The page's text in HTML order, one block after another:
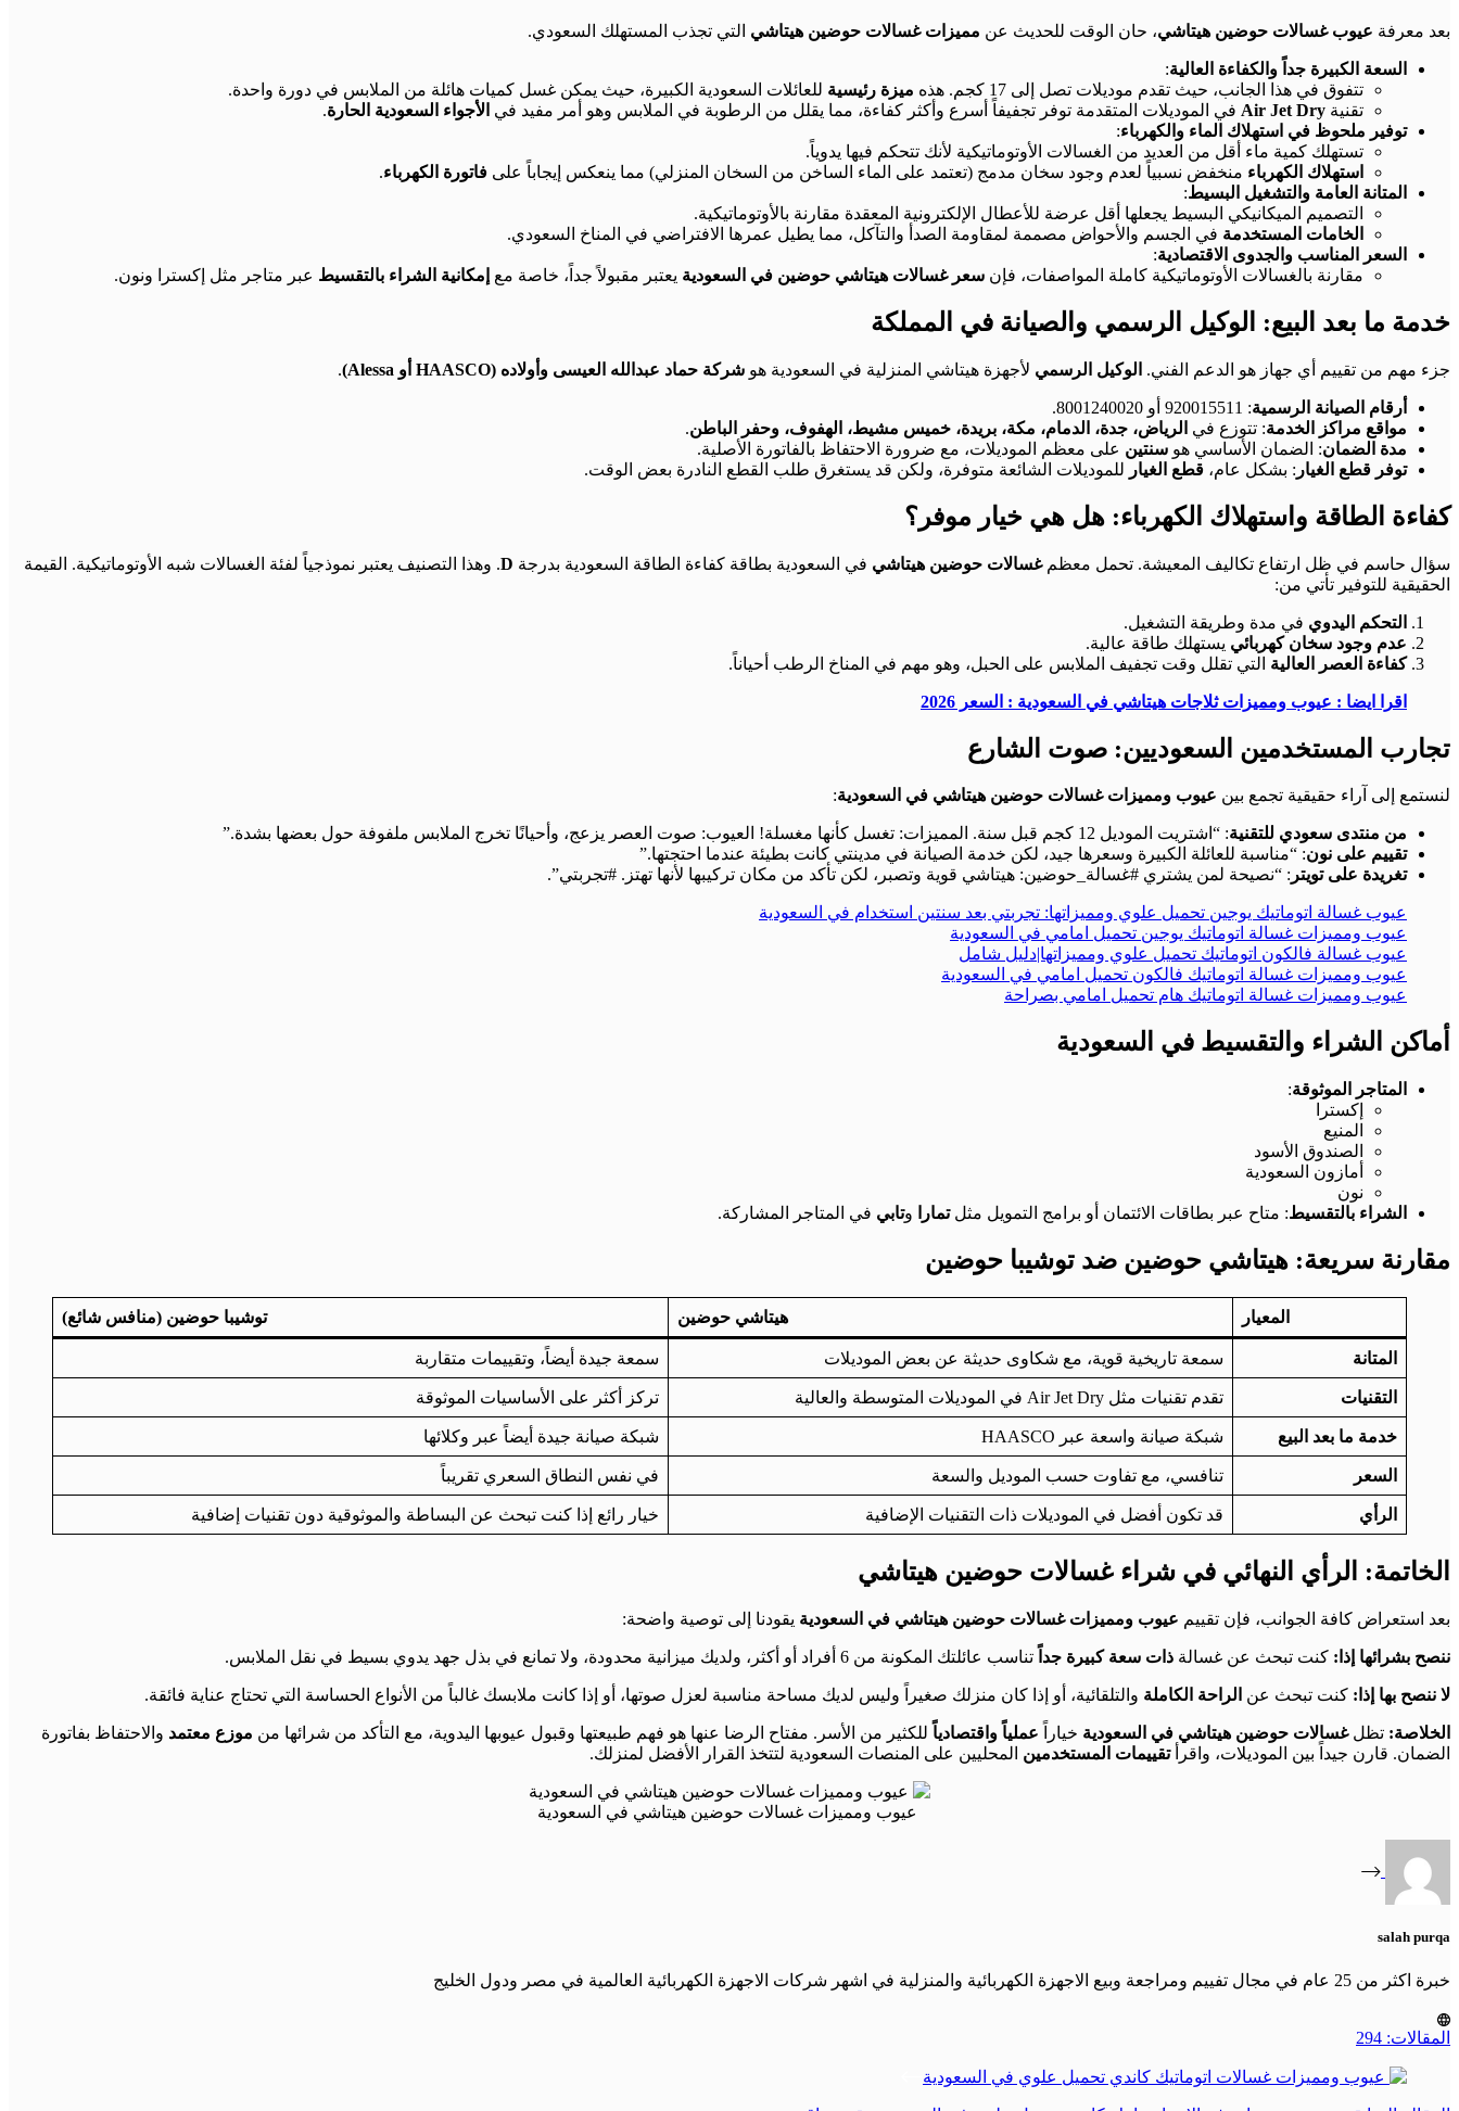
بعد معرفة عيوب غسالات حوضين هيتاشي، حان الوقت للحديث عن مميزات غسالات حوضين هيتاشي التي تجذب المستهلك السعودي.
السعة الكبيرة جداً والكفاءة العالية:
تتفوق في هذا الجانب، حيث تقدم موديلات تصل إلى 17 كجم. هذه
ميزة رئيسية للعائلات السعودية الكبيرة، حيث يمكن غسل كميات هائلة من الملابس في دورة واحدة.
تقنية Air Jet Dry في الموديلات المتقدمة توفر تجفيفاً أسرع وأكثر كفاءة، مما يقلل من الرطوبة في الملابس وهو أمر مفيد في الأجواء السعودية الحارة.
توفير ملحوظ في استهلاك الماء والكهرباء:
تستهلك كمية ماء أقل من العديد من الغسالات الأوتوماتيكية لأنك تتحكم فيها يدوياً.
استهلاك الكهرباء منخفض نسبياً لعدم وجود سخان مدمج (تعتمد على الماء الساخن من السخان المنزلي) مما ينعكس إيجاباً على فاتورة الكهرباء.
المتانة العامة والتشغيل البسيط:
التصميم الميكانيكي البسيط يجعلها أقل عرضة للأعطال الإلكترونية المعقدة مقارنة بالأوتوماتيكية.
الخامات المستخدمة في الجسم والأحواض مصممة لمقاومة الصدأ والتآكل، مما يطيل عمرها الافتراضي في المناخ السعودي.
السعر المناسب والجدوى الاقتصادية:
مقارنة بالغسالات الأوتوماتيكية كاملة المواصفات، فإن سعر غسالات هيتاشي حوضين في السعودية يعتبر مقبولاً جداً، خاصة مع إمكانية الشراء بالتقسيط عبر متاجر مثل إكسترا ونون.
خدمة ما بعد البيع: الوكيل الرسمي والصيانة في المملكة
جزء مهم من تقييم أي جهاز هو الدعم الفني. الوكيل الرسمي لأجهزة هيتاشي المنزلية في السعودية هو شركة حماد عبدالله العيسى وأولاده (HAASCO أو Alessa) .
أرقام الصيانة الرسمية: 920015511 أو 8001240020.
مواقع مراكز الخدمة: تتوزع في الرياض، جدة، الدمام، مكة، بريدة، خميس مشيط، الهفوف، وحفر الباطن.
مدة الضمان: الضمان الأساسي هو سنتين على معظم الموديلات، مع ضرورة الاحتفاظ بالفاتورة الأصلية.
توفر قطع الغيار : بشكل عام، قطع الغيار للموديلات الشائعة متوفرة، ولكن قد يستغرق طلب القطع النادرة بعض الوقت.
كفاءة الطاقة واستهلاك الكهرباء: هل هي خيار موفر؟
سؤال حاسم في ظل ارتفاع تكاليف المعيشة. تحمل معظمغسالات حوضين هيتاشي في السعودية بطاقة كفاءة الطاقة السعودية بدرجة D. وهذا التصنيف يعتبر نموذجياً لفئة الغسالات شبه الأوتوماتيكية. القيمة
الحقيقية للتوفير تأتي من:
التحكم اليدوي في مدة وطريقة التشغيل.
عدم وجود سخان كهربائي يستهلك طاقة عالية.
كفاءة العصر العالية التي تقلل وقت تجفيف الملابس على الحبل، وهو مهم في المناخ الرطب أحياناً.
اقرا ايضا : عيوب ومميزات ثلاجات هيتاشي في السعودية : السعر 2026
تجارب المستخدمين السعوديين: صوت الشارع
لنستمع إلى آراء حقيقية تجمع بين عيوب ومميزات غسالات حوضين هيتاشي في السعودية:
من منتدى سعودي للتقنية: “اشتريت الموديل 12 كجم قبل سنة. المميزات: تغسل كأنها مغسلة! العيوب: صوت العصر يزعج، وأحيانًا تخرج الملابس ملفوفة حول بعضها بشدة.”
تقييم على نون: “مناسبة للعائلة الكبيرة وسعرها جيد، لكن خدمة الصيانة في مدينتي كانت بطيئة عندما احتجتها.”
تغريدة على تويتر : “نصيحة لمن يشتري #غسالة_حوضين: هيتاشي قوية وتصبر، لكن تأكد من مكان تركيبها لأنها تهتز. #تجربتي”.
عيوب غسالة اتوماتيك يوجين تحميل علوي ومميزاتها: تجربتي بعد سنتين استخدام في السعودية
عيوب ومميزات غسالة اتوماتيك يوجين تحميل امامي في السعودية
عيوب غسالة فالكون اتوماتيك تحميل علوي ومميزاتها|دليل شامل
عيوب ومميزات غسالة اتوماتيك فالكون تحميل امامي في السعودية
عيوب ومميزات غسالة اتوماتيك هام تحميل امامي بصراحة
أماكن الشراء والتقسيط في السعودية
المتاجر الموثوقة:
إكسترا
المنيع
الصندوق الأسود
أمازون السعودية
نون
الشراء بالتقسيط: متاح عبر بطاقات الائتمان أو برامج التمويل مثلتمارا وتابي في المتاجر المشاركة.
مقارنة سريعة: هيتاشي حوضين ضد توشيبا حوضين
المعيار هيتاشي حوضين توشيبا حوضين (منافس شائع)
المتانة سمعة تاريخية قوية، مع شكاوى حديثة عن بعض الموديلات سمعة جيدة أيضاً، وتقييمات متقاربة
التقنيات تقدم تقنيات مثل Air Jet Dry في الموديلات المتوسطة والعالية تركز أكثر على الأساسيات الموثوقة
خدمة ما بعد البيع شبكة صيانة واسعة عبر HAASCO شبكة صيانة جيدة أيضاً عبر وكلائها
السعر تنافسي، مع تفاوت حسب الموديل والسعة في نفس النطاق السعري تقريباً
الرأي قد تكون أفضل في الموديلات ذات التقنيات الإضافية خيار رائع إذا كنت تبحث عن البساطة والموثوقية دون تقنيات إضافية
الخاتمة: الرأي النهائي في شراء غسالات حوضين هيتاشي
بعد استعراض كافة الجوانب، فإن تقييم عيوب ومميزات غسالات حوضين هيتاشي في السعودية يقودنا إلى توصية واضحة:
ننصح بشرائها إذا: كنت تبحث عن غسالة ذات سعة كبيرة جداً تناسب عائلتك المكونة من 6 أفراد أو أكثر، ولديك ميزانية محدودة، ولا تمانع في بذل جهد يدوي بسيط في نقل الملابس.
لا ننصح بها إذا: كنت تبحث عن الراحة الكاملة والتلقائية، أو إذا كان منزلك صغيراً وليس لديك مساحة مناسبة لعزل صوتها، أو إذا كانت ملابسك غالباً من الأنواع الحساسة التي تحتاج عناية فائقة.
الخلاصة: تظلغسالات حوضين هيتاشي في السعودية خياراً عملياً واقتصادياً للكثير من الأسر. مفتاح الرضا عنها هو فهم طبيعتها وقبول عيوبها اليدوية، مع التأكد من شرائها من موزع معتمد والاحتفاظ بفاتورة
الضمان. قارن جيداً بين الموديلات، واقرأتقييمات المستخدمين المحليين على المنصات السعودية لتتخذ القرار الأفضل لمنزلك.
عيوب ومميزات غسالات حوضين هيتاشي في السعودية
salah purqa
خبرة اكثر من 25 عام في مجال تفييم ومراجعة وبيع الاجهزة الكهربائية والمنزلية في اشهر شركات الاجهزة الكهربائية العالمية في مصر ودول الخليج
المقالات: 294